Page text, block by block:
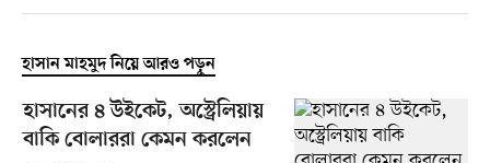
হাসান মাহমুদ নিয়ে আরও পড়ুন
হাসানের ৪ উইকেট, অস্ট্রেলিয়ায়
বাকি বোলাররা কেমন করলেন